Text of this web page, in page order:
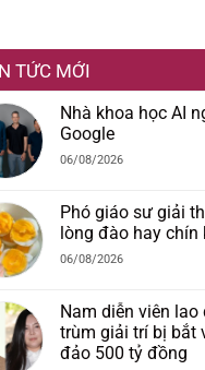
TỨC MỚI
Nhà khoa học AI
Google
06/08/2026
Phó giáo sư giải
lòng đào hay chín
06/08/2026
Nam diễn viên
trùm giải trí bị bắt
đảo 500 tỷ đồng